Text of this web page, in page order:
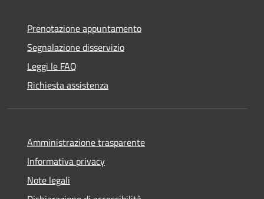
Prenotazione appuntamento
Segnalazione disservizio
Leggi le FAQ
Richiesta assistenza
Amministrazione trasparente
Informativa privacy
Note legali